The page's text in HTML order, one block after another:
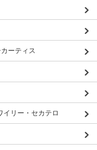
ーティス
イリー・セカテロ